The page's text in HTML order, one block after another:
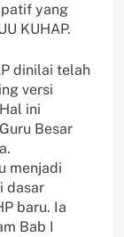
yang
KUHAP.
dinilai telah
versi
ini
Besar
menjadi
dasar
baru. Ia
Bab I